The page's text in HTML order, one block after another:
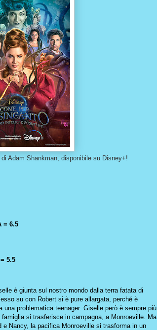
Adam Shankman, disponibile su Disney+!
= 6.5
5.5
è giunta sul nostro mondo dalla terra fatata di
su con Robert si è pure allargata, perché è
problematica teenager. Giselle però è sempre più
si trasferisce in campagna, a Monroeville. Ma
Nancy, la pacifica Monroeville si trasforma in un